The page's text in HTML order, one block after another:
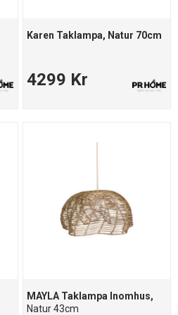
Karen Taklampa, Natur 70cm
4299 Kr
MAYLA Taklampa Inomhus,
Natur 43cm